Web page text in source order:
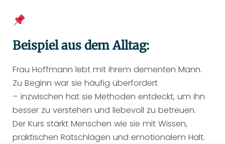
Beispiel aus dem Alltag:
Frau Hoffmann lebt mit ihrem dementen Mann.
Zu Beginn war sie häufig überfordert
– inzwischen hat sie Methoden entdeckt, um ihn
besser zu verstehen und liebevoll zu betreuen.
Der Kurs stärkt Menschen wie sie mit Wissen,
praktischen Ratschlägen und emotionalem Halt.